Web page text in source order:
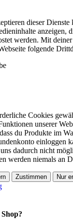
dieser
anzeigen,
werden. Mit
folgende
Cookies
unserer
du Produkte im
einloggen
dadurch nicht
werden niemals an
Zustimmen Nur